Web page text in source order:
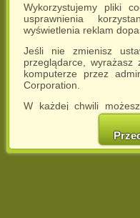
Wykorzystujemy pliki
usprawnienia
wyświetlenia reklam
Jeśli nie zmienisz
przeglądarce,
komputerze przez
Corporation.
W każdej chwili
cookies w swojej
w naszej
http://chomikuj.pl/